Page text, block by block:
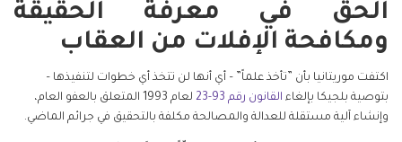
الحق في معرفة الحقيقة
ومكافحة الإفلات من العقاب
اكتفت موريتانيا بأن ”تأخذ علماً” – أي أنها لن تتخذ أي خطوات لتنفيذها –
بتوصية بلجيكا بإلغاء القانون رقم 93-23
لعام 1993 المتعلق بالعفو العام،
وإنشاء آلية مستقلة للعدالة والمصالحة مكلفة بالتحقيق في جرائم الماضي.